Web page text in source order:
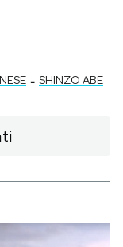
- SHINZO ABE